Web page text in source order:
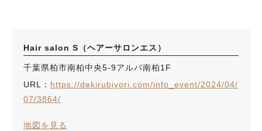
Hair salon S（ヘアーサロンエス）
千葉県柏市南柏中央5-9アルバ南柏1F
URL： https://dekirubiyori.com/info_event/2024/04/
07/3864/
地図を見る